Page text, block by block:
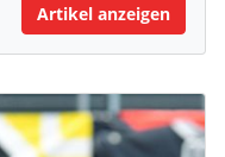
Artikel anzeigen